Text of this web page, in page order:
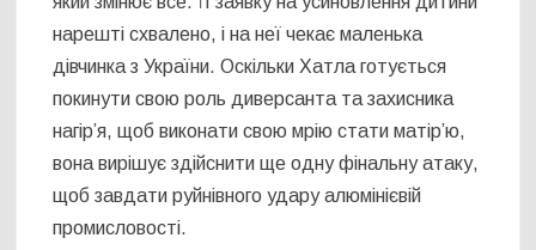
нарешті схвалено, і на неї чекає маленька
дівчинка з України. Оскільки Хатла готується
покинути свою роль диверсанта та захисника
нагір’я, щоб виконати свою мрію стати матір’ю,
вона вирішує здійснити ще одну фінальну атаку,
щоб завдати руйнівного удару алюмінієвій
промисловості.